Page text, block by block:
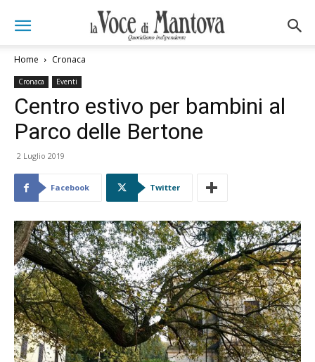
Home Cronaca
Cronaca Eventi
Centro estivo per bambini al
Parco delle Bertone
2 Luglio 2019
Facebook Twitter